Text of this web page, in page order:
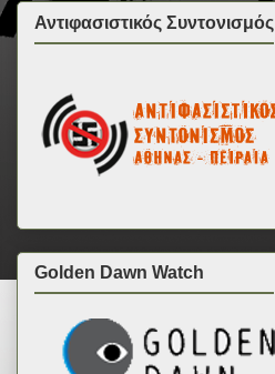
Αντιφασιστικός Συντονισμός
Golden Dawn Watch